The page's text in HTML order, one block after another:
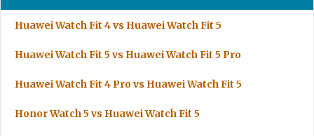
Huawei Watch Fit 4 vs Huawei Watch Fit 5
Huawei Watch Fit 5 vs Huawei Watch Fit 5 Pro
Huawei Watch Fit 4 Pro vs Huawei Watch Fit 5
Honor Watch 5 vs Huawei Watch Fit 5